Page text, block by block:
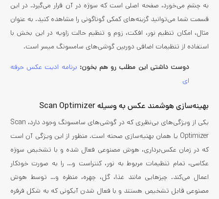
به چشم می‌خورد، صفحه اصلی است که سوژه در آن قرار می‌گیرد. در این
قسمت شما می‌توانید گزینه‌های کمکی گوناگونی را مشاهده کنید. به عنوان
مثال، امکان تنظیم نور، افکت، زوم و تنظیم حالت زاویه در این بخش با
استفاده از تنظیمات اضافی دوربین گوشی‌های سامسونگ میسر است.
دوست داشتی این مطلب رو هم بخون: برنامه ادیت عکس حرفه
ای
بهینه‌سازی هوشمند عکس به وسیله Scan Optimizer
یکی از ویژگی‌های بی‌نظیری که در گوشی‌های سامسونگ وجود دارد، Scan
Optimizer یا همان بهنیه‌سازی صحنه است. منظور از این ویژگی آن است
که در زمان عکس‌برداری، هوش مصنوعی فعال شده و با تشخیص سوژه
عکاسی، تمام تنظیمات مربوط به نور، کنتراست و… را به صورت خودکار
اعمال می‌کند. چیزهایی مانند غذا، گل، چهره، منظره و… توسط هوش
مصنوعی قابل تشخیص هستند و با فعال شدن آیکونی که به شکل فرفره